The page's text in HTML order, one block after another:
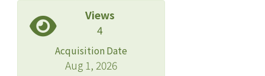
Views
4
Acquisition Date
Aug 1, 2026